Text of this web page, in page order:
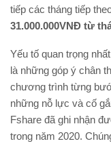
tiếp các tháng tiếp
31.000.000VNĐ từ
Yếu tố quan trọng
là những góp ý chân
chương trình từng
những nỗ lực và cố
Fshare đã ghi nhận
trong năm 2020.